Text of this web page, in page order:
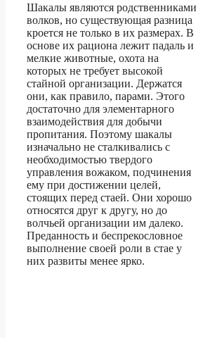
Шакалы являются родственниками
волков, но существующая разница
кроется не только в их размерах. В
основе их рациона лежит падаль и
мелкие животные, охота на
которых не требует высокой
стайной организации. Держатся
они, как правило, парами. Этого
достаточно для элементарного
взаимодействия для добычи
пропитания. Поэтому шакалы
изначально не сталкивались с
необходимостью твердого
управления вожаком, подчинения
ему при достижении целей,
стоящих перед стаей. Они хорошо
относятся друг к другу, но до
волчьей организации им далеко.
Преданность и беспрекословное
выполнение своей роли в стае у
них развиты менее ярко.